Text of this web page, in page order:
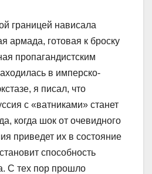
границей нависала
армада, готовая к броску
пропагандистским
в имперско-
я писал, что
с «ватниками» станет
когда шок от очевидного
приведет их в состояние
способность
С тех пор прошло